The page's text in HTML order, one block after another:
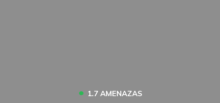
• 1.7 AMENAZAS